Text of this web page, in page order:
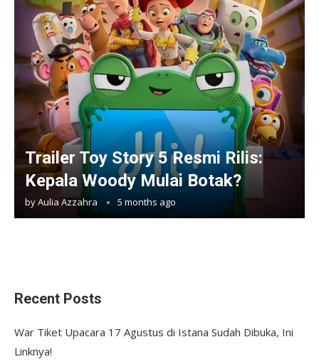
Trailer Toy Story 5 Resmi Rilis:
Kepala Woody Mulai Botak?
byAulia Azzahra 5 months ago
Recent Posts
War Tiket Upacara 17 Agustus di Istana Sudah Dibuka, Ini
Linknya!